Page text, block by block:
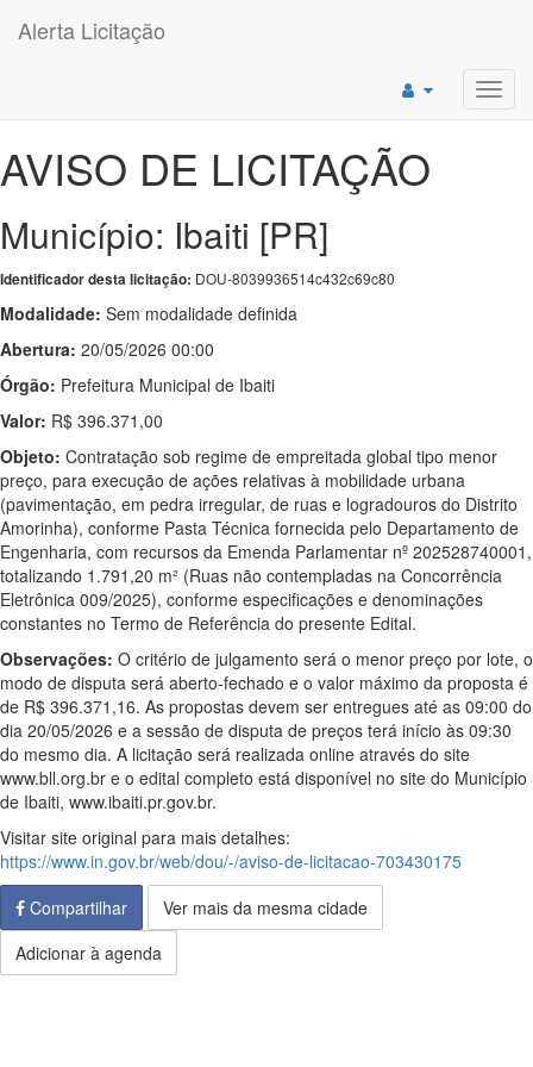
Alerta Licitação
AVISO DE LICITAÇÃO
Município: Ibaiti [PR]
Identificador desta licitação: DOU-8039936514c432c69c80
Modalidade: Sem modalidade definida
Abertura: 20/05/2026 00:00
Órgão: Prefeitura Municipal de Ibaiti
Valor: R$ 396.371,00
Objeto: Contratação sob regime de empreitada global tipo menor
preço, para execução de ações relativas à mobilidade urbana
(pavimentação, em pedra irregular, de ruas e logradouros do Distrito
Amorinha), conforme Pasta Técnica fornecida pelo Departamento de
Engenharia, com recursos da Emenda Parlamentar nº 202528740001,
totalizando 1.791,20 m² (Ruas não contempladas na Concorrência
Eletrônica 009/2025), conforme especificações e denominações
constantes no Termo de Referência do presente Edital.
Observações: O critério de julgamento será o menor preço por lote, o
modo de disputa será aberto-fechado e o valor máximo da proposta é
de R$ 396.371,16. As propostas devem ser entregues até as 09:00 do
dia 20/05/2026 e a sessão de disputa de preços terá início às 09:30
do mesmo dia. A licitação será realizada online através do site
www.bll.org.br e o edital completo está disponível no site do Município
de Ibaiti, www.ibaiti.pr.gov.br.
Visitar site original para mais detalhes:
https://www.in.gov.br/web/dou/-/aviso-de-licitacao-703430175
Compartilhar
Ver mais da mesma cidade
Adicionar à agenda